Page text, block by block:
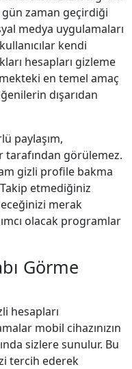
gün zaman geçirdiği
medya uygulamaları
kendi
hesapları gizleme
en temel amaç
dışarıdan
paylaşım,
tarafından görülemez.
gizli profile bakma
Takip etmediğiniz
merak
olacak programlar
Görme
hesapları
mobil cihazınızın
sizlere sunulur. Bu
tercih ederek